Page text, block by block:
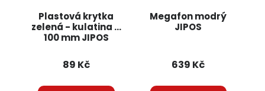
Plastová krytka
zelená - kulatina O
100 mm JIPOS
89 Kč
Megafon modrý
JIPOS
639 Kč